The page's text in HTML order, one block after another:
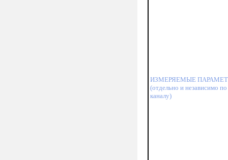
ИЗМЕРЯЕМЫЕ
(отдельно и независимо
каналу)